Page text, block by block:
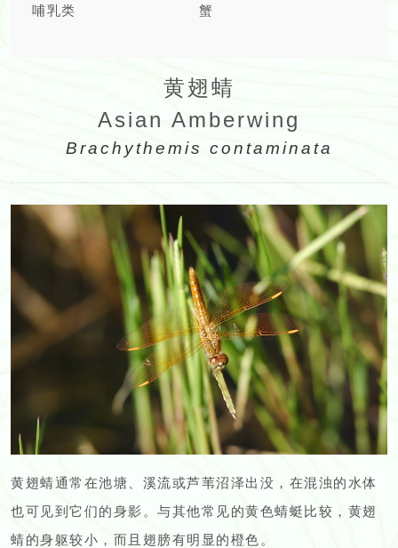
哺乳类 蟹
黄翅蜻
Asian Amberwing
Brachythemis contaminata
黄翅蜻通常在池塘、溪流或芦苇沼泽出没，在混浊的水体
也可见到它们的身影。与其他常见的黄色蜻蜓比较，黄翅
蜻的身躯较小，而且翅膀有明显的橙色。